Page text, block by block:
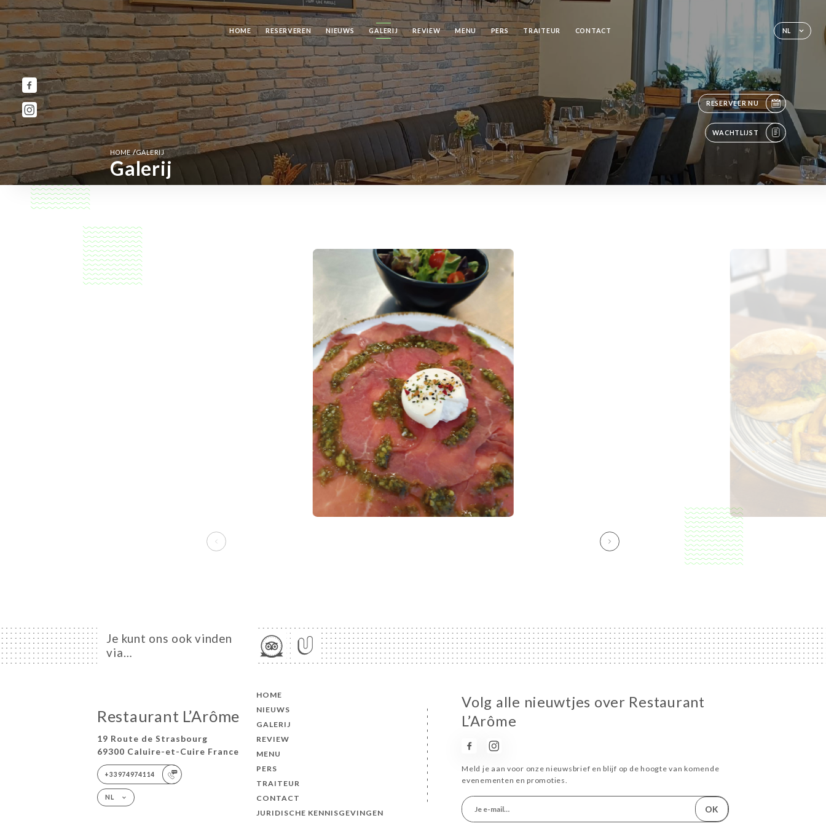
NL
HOME RESERVEREN NIEUWS GALERIJ REVIEW MENU PERS TRAITEUR CONTACT
RESERVEER NU
WACHTLIJST
HOME/GALERIJ
Galerij
Je kunt ons ook vinden
via…
Restaurant L’Arôme
19 Route de Strasbourg
69300 Caluire-et-Cuire France
+33974974114
NL
HOME
NIEUWS
GALERIJ
REVIEW
MENU
PERS
TRAITEUR
CONTACT
JURIDISCHE KENNISGEVINGEN
Volg alle nieuwtjes over Restaurant
L’Arôme
Meld je aan voor onze nieuwsbrief en blijf op de hoogte van komende
evenementen en promoties.
OK